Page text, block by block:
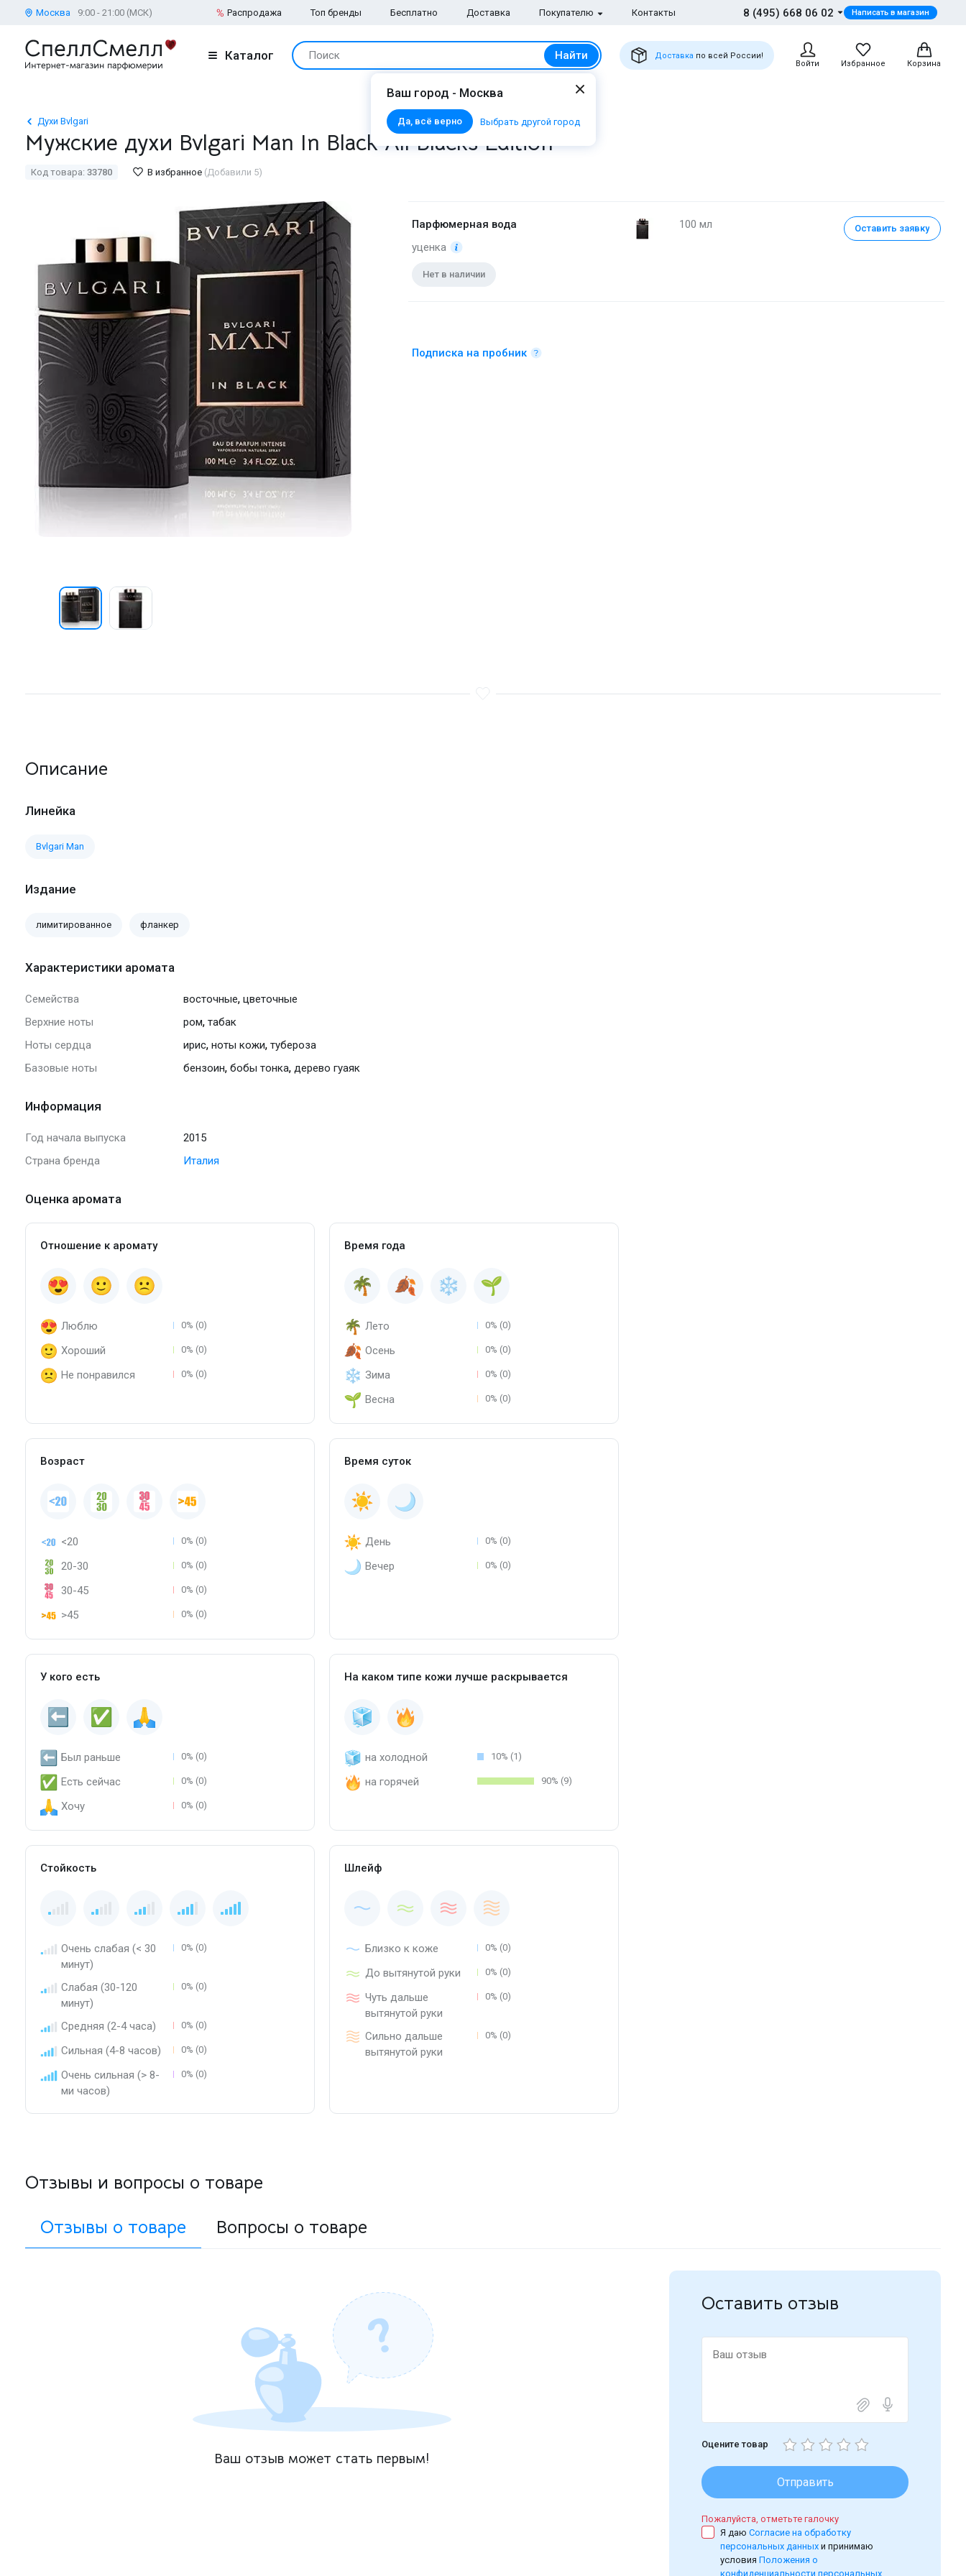
Москва 9:00 - 21:00 (МСК) Распродажа Топ бренды Бесплатно Доставка Покупателю Контакты 8 (495) 668 06 02 Написать в магазин
Каталог Поиск Найти Доставка по всей России!
Войти
Избранное Корзина
Ваш город - Москва
Да, всё верно Выбрать другой город
Духи Bvlgari
Мужские духи Bvlgari Man In Black All Blacks Edition
Код товара: 33780 В избранное (Добавили 5)
Парфюмерная вода
уценка
Нет в наличии
100 мл Оставить заявку
Подписка на пробник
Описание
Линейка
Bvlgari Man
Издание
лимитированное фланкер
Характеристики аромата
Семейства восточные, цветочные
Верхние ноты
ром, табак
Ноты сердца
ирис, ноты кожи, тубероза
Базовые ноты
бензоин, бобы тонка, дерево гуаяк
Информация
Год начала выпуска
2015
Страна бренда
Италия
Оценка аромата
Отношение к аромату
Люблю 0% (0)
Хороший 0% (0)
Не понравился 0% (0)
Время года
Лето 0% (0)
Осень 0% (0)
Зима 0% (0)
Весна 0% (0)
Возраст
<20 0% (0)
20-30 0% (0)
30-45 0% (0)
>45 0% (0)
Время суток
День 0% (0)
Вечер 0% (0)
У кого есть
Был раньше 0% (0)
Есть сейчас 0% (0)
Хочу 0% (0)
На каком типе кожи лучше раскрывается
на холодной 10% (1)
на горячей 90% (9)
Стойкость
Очень слабая (< 30
минут)
0% (0)
Слабая (30-120
минут)
0% (0)
Средняя (2-4 часа) 0% (0)
Сильная (4-8 часов) 0% (0)
Очень сильная (> 8-
ми часов)
0% (0)
Шлейф
Близко к коже 0% (0)
До вытянутой руки 0% (0)
Чуть дальше
вытянутой руки
0% (0)
Сильно дальше
вытянутой руки
0% (0)
Отзывы и вопросы о товаре
Отзывы о товаре
Вопросы о товаре
Ваш отзыв может стать первым!
Оставить отзыв
Оцените товар
Отправить
Пожалуйста, отметьте галочку
Я даюСогласие на обработку
персональных данныхи принимаю
условияПоложения о
конфиденциальности персональных